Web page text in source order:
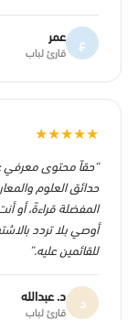
ع عمر
قارئ لباب
★
★
★
★
★
“حقاً محتوى معرفي
حدائق العلوم
المفضلة قراءةً، أو
أوصي بلا تردد
للقائمين عليه.”
د د. عبدالله
قارئ لباب